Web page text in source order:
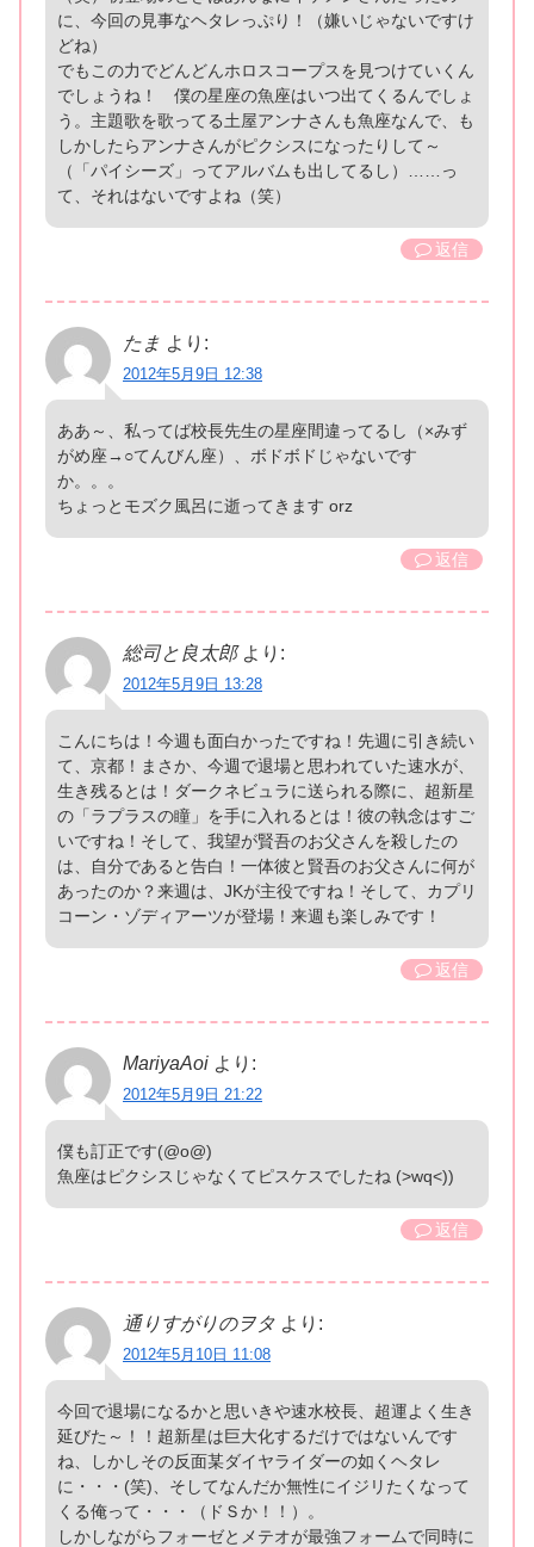
に、今回の見事なヘタレっぷり！（嫌いじゃないですけ
どね）
でもこの力でどんどんホロスコープスを見つけていくん
でしょうね！ 僕の星座の魚座はいつ出てくるんでしょ
う。主題歌を歌ってる土屋アンナさんも魚座なんで、も
しかしたらアンナさんがピクシスになったりして～
（「パイシーズ」ってアルバムも出してるし）……っ
て、それはないですよね（笑）
返信
たま より:
2012年5月9日 12:38
ああ～、私ってば校長先生の星座間違ってるし（×みず
がめ座→○てんびん座）、ボドボドじゃないです
か。。。
ちょっとモズク風呂に逝ってきます orz
返信
総司と良太郎 より:
2012年5月9日 13:28
こんにちは！今週も面白かったですね！先週に引き続い
て、京都！まさか、今週で退場と思われていた速水が、
生き残るとは！ダークネビュラに送られる際に、超新星
の「ラプラスの瞳」を手に入れるとは！彼の執念はすご
いですね！そして、我望が賢吾のお父さんを殺したの
は、自分であると告白！一体彼と賢吾のお父さんに何が
あったのか？来週は、JKが主役ですね！そして、カプリ
コーン・ゾディアーツが登場！来週も楽しみです！
返信
MariyaAoi より:
2012年5月9日 21:22
僕も訂正です(@o@)
魚座はピクシスじゃなくてピスケスでしたね (>wq<))
返信
通りすがりのヲタ より:
2012年5月10日 11:08
今回で退場になるかと思いきや速水校長、超運よく生き
延びた～！！超新星は巨大化するだけではないんです
ね、しかしその反面某ダイヤライダーの如くヘタレ
に・・・(笑)、そしてなんだか無性にイジリたくなって
くる俺って・・・（ドＳか！！）。
しかしながらフォーゼとメテオが最強フォームで同時に